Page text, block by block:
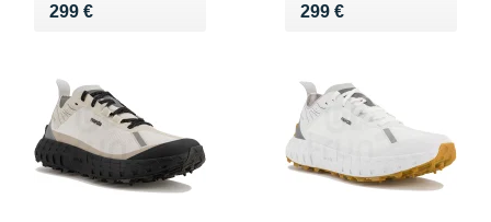
299 €
Vendu 299 € 299 €
Vendu 299 €